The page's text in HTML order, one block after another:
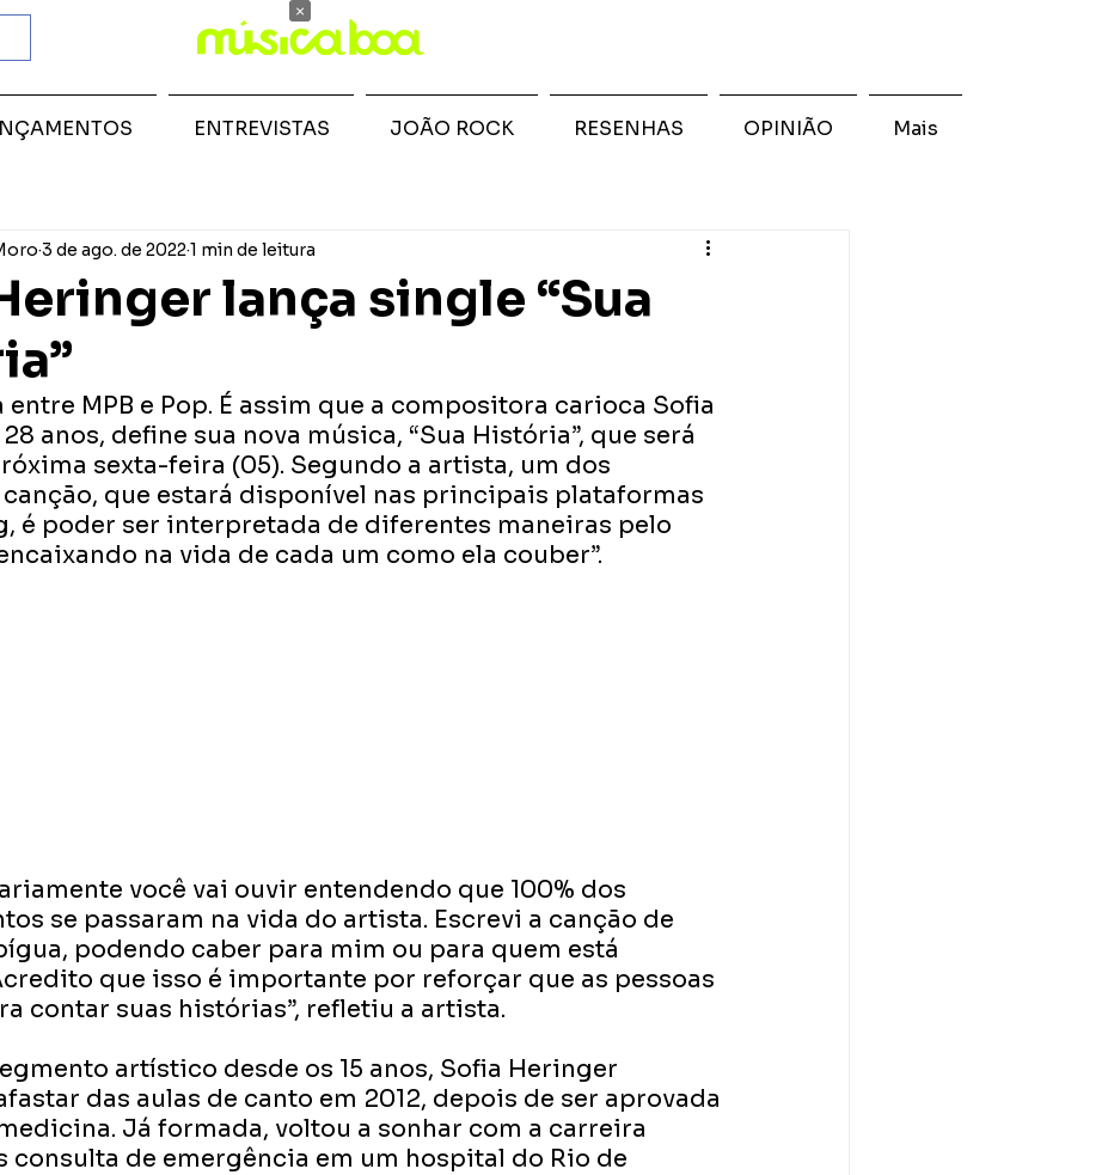
lança single “Sua
3 de ago. de 2022 1 min de leitura
MPB e Pop. É assim que a compositora carioca Sofia
anos, define sua nova música, “Sua História”, que será
sexta-feira (05). Segundo a artista, um dos
que estará disponível nas principais plataformas
é poder ser interpretada de diferentes maneiras pelo
na vida de cada um como ela couber”.
você vai ouvir entendendo que 100% dos
se passaram na vida do artista. Escrevi a canção de
podendo caber para mim ou para quem está
que isso é importante por reforçar que as pessoas
contar suas histórias”, refletiu a artista.
artístico desde os 15 anos, Sofia Heringer
das aulas de canto em 2012, depois de ser aprovada
Já formada, voltou a sonhar com a carreira
consulta de emergência em um hospital do Rio de
ENTREVISTAS JOÃO ROCK RESENHAS OPINIÃO Mais
×